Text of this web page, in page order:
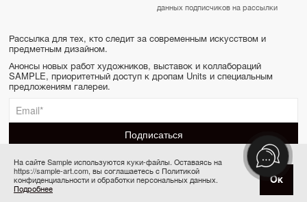
Товар отсутствует
данных подписчиков на рассылки
Рассылка для тех, кто следит за современным искусством и
предметным дизайном.
Анонсы новых работ художников, выставок и коллабораций
SAMPLE, приоритетный доступ к дропам Units и специальным
предложениям галереи.
SAMPLE | Online gallery & Auction © 2022-2026
Сделано в Апривер
На сайте Sample используются куки-файлы. Оставаясь на
https://sample-art.com, вы соглашаетесь с Политикой
конфиденциальности и обработки персональных данных.
Подробнее
Ок